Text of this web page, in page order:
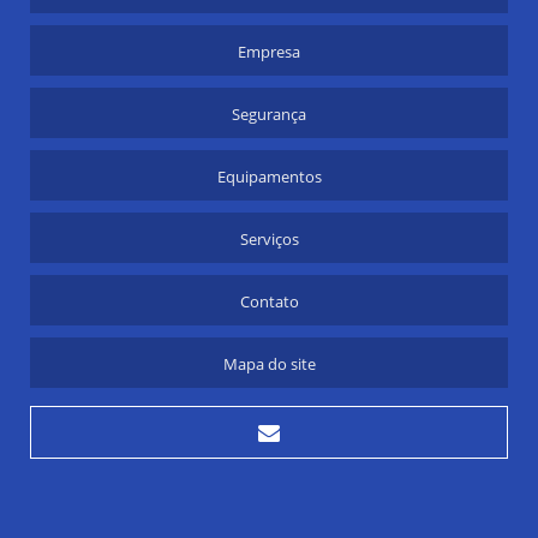
LOCADORA DE MUNCK
MUDANÇAS DE MÁQUINAS INDUSTRIAIS
REMOÇÃO DE MÁQUINAS E EQUIPAMENTOS
REMOÇÃO DE MÁQUINAS INDUSTRIAIS
TRANSPORTE DE CARGAS PESADAS SP
TRANSPORTE PESADO
TRANSPORTE PESADO DE CARGA
ESTUFAGEM DE CONTAINER A GRANEL
Empresa
Segurança
Equipamentos
Serviços
Contato
Mapa do site